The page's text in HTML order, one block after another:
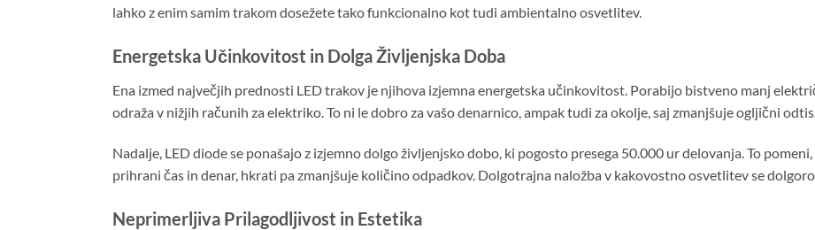
lahko z enim samim trakom dosežete tako funkcionalno kot tudi ambientalno osvetlitev.
Energetska Učinkovitost in Dolga Življenjska Doba
Ena izmed največjih prednosti LED trakov je njihova izjemna energetska učinkovitost. Porabijo bistveno manj
odraža v nižjih računih za elektriko. To ni le dobro za vašo denarnico, ampak tudi za okolje, saj zmanjšuje ogljični
Nadalje, LED diode se ponašajo z izjemno dolgo življenjsko dobo, ki pogosto presega 50.000 ur delovanja. To
prihrani čas in denar, hkrati pa zmanjšuje količino odpadkov. Dolgotrajna naložba v kakovostno osvetlitev se
Neprimerljiva Prilagodljivost in Estetika